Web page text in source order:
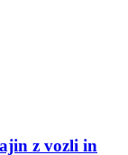
z vozli in